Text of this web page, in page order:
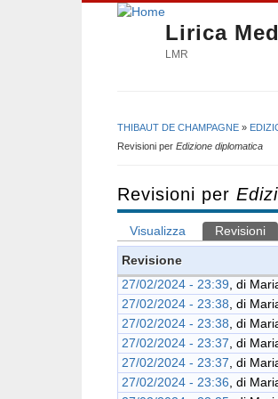
Lirica
LMR
Tu sei qui
THIBAUT DE CHAMPAGNE »
Revisioni per Edizione diplomatica
Revisioni per
Schede primarie
Visualizza Revisioni
Revisione
27/02/2024 - 23:39 , di
27/02/2024 - 23:38 , di
27/02/2024 - 23:38 , di
27/02/2024 - 23:37 , di
27/02/2024 - 23:37 , di
27/02/2024 - 23:36 , di